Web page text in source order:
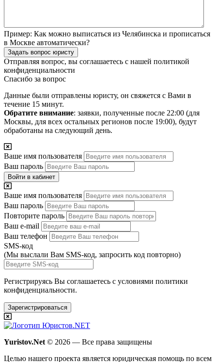
Пример: Как можно выписаться из Челябинска и прописаться
в Москве автоматически?
Задать вопрос юристу
Отправляя вопрос, вы соглашаетесь с нашей политикой
конфиденциальности
Спасибо за вопрос
Данные были отправлены юристу, он свяжется с Вами в
течение 15 минут.
Обратите внимание: заявки, полученные после 22:00 (для
Москвы, для всех остальных регионов после 19:00), будут
обработаны на следующий день.
Ваше имя пользователя
Ваш пароль
Войти в кабинет
Ваше имя пользователя
Ваш пароль
Повторите пароль
Ваш e-mail
Ваш телефон
SMS-код
(Мы выслали Вам SMS-код, запросить код повторно)
Регистрируясь Вы соглашаетесь с условиями политики
конфиденциальности.
Зарегистрироваться
Yuristov.Net © 2026 — Все права защищены
Целью нашего проекта является юридическая помощь по всем